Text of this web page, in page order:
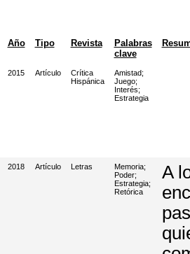
Año Tipo Revista
Palabras
clave
2015 Artículo
Crítica
Hispánica
Amistad;
Juego;
Interés;
Estrategia
2018 Artículo Letras Memoria;
Poder;
Estrategia;
Retórica
A